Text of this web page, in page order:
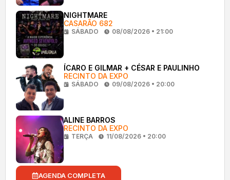
NIGHTMARE
CASARÃO 682
SÁBADO 08/08/2026 • 21:00
ÍCARO E GILMAR + CÉSAR E PAULINHO
RECINTO DA EXPO
SÁBADO 09/08/2026 • 20:00
ALINE BARROS
RECINTO DA EXPO
TERÇA 11/08/2026 • 20:00
AGENDA COMPLETA